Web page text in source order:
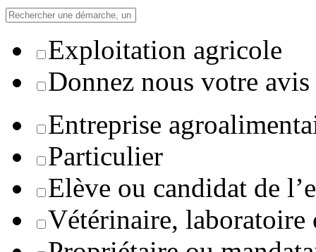
Exploitation agricole
Donnez nous votre avis
Entreprise
Particulier
Elève ou candidat de
Vétérinaire, laboratoire